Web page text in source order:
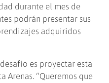
durante el mes de
podrán presentar sus
adquiridos
es proyectar esta
Arenas. “Queremos que